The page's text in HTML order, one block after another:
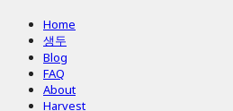
Home
생두
Blog
FAQ
About
Harvest